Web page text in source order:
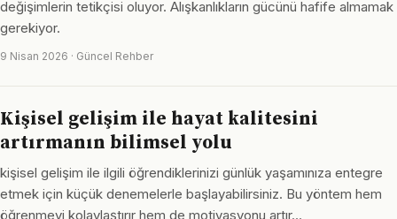
değişimlerin tetikçisi oluyor. Alışkanlıkların gücünü hafife almamak
gerekiyor.
9 Nisan 2026 · Güncel Rehber
Kişisel gelişim ile hayat kalitesini
artırmanın bilimsel yolu
kişisel gelişim ile ilgili öğrendiklerinizi günlük yaşamınıza entegre
etmek için küçük denemelerle başlayabilirsiniz. Bu yöntem hem
öğrenmeyi kolaylaştırır hem de motivasyonu artır…